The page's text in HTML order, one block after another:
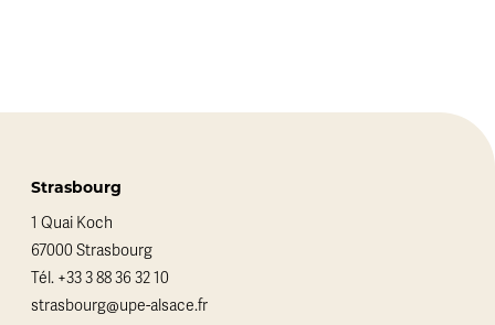
Strasbourg
1 Quai Koch
67000 Strasbourg
Tél. +33 3 88 36 32 10
strasbourg@upe-alsace.fr